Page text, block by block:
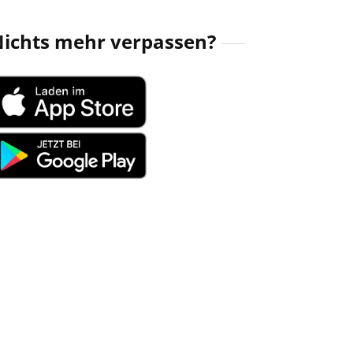
mehr verpassen?